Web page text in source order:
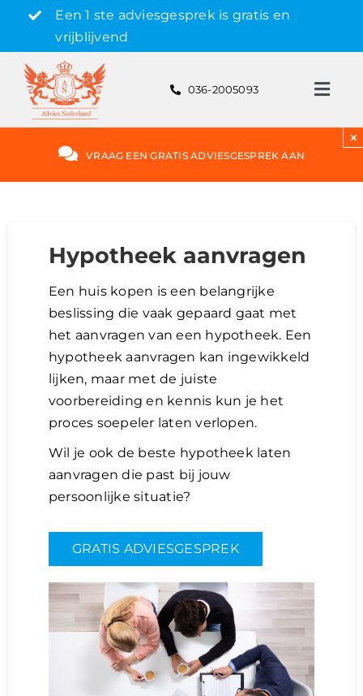
content
Een 1 ste adviesgesprek is gratis en
vrijblijvend
Hypotheek
Hypotheekvormen
Lening
Overwaarde
over advies nederland
036-2005093
VRAAG EEN GRATIS ADVIESGESPREK AAN
×
Hypotheek aanvragen
Een huis kopen is een belangrijke
beslissing die vaak gepaard gaat met
het aanvragen van een hypotheek. Een
hypotheek aanvragen kan ingewikkeld
lijken, maar met de juiste
voorbereiding en kennis kun je het
proces soepeler laten verlopen.
Wil je ook de beste hypotheek laten
aanvragen die past bij jouw
persoonlijke situatie?
GRATIS ADVIESGESPREK